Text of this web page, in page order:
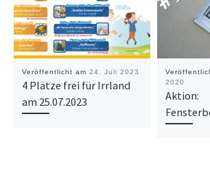
Veröffentlicht am 24. Juli 2023
4 Plätze frei für Irrland
am 25.07.2023
2020
Aktion: